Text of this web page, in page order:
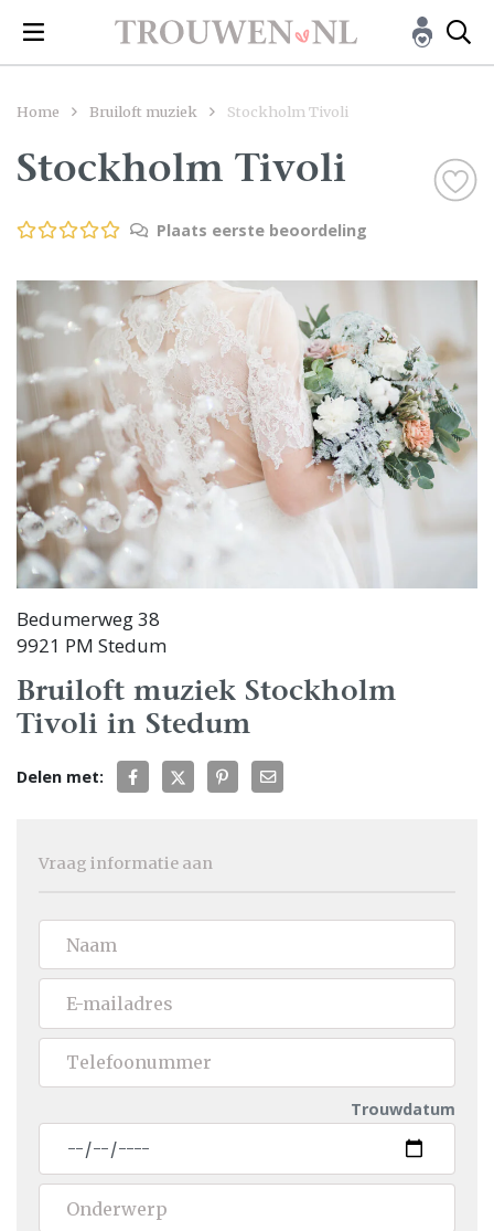
Home Bruiloft muziek Stockholm Tivoli
Stockholm Tivoli
Plaats eerste beoordeling
Bedumerweg 38
9921 PM Stedum
Bruiloft muziek Stockholm
Tivoli in Stedum
Delen met:
Vraag informatie aan
Trouwdatum